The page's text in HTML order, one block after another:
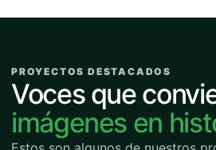
PROYECTOS DESTACADOS
Voces que
imágenes en